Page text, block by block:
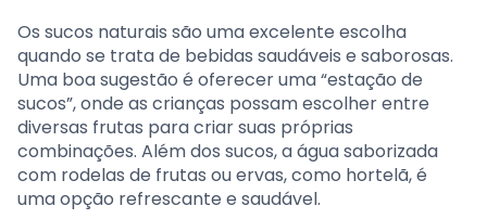
Os sucos naturais são uma excelente escolha
quando se trata de bebidas saudáveis e saborosas.
Uma boa sugestão é oferecer uma “estação de
sucos”, onde as crianças possam escolher entre
diversas frutas para criar suas próprias
combinações. Além dos sucos, a água saborizada
com rodelas de frutas ou ervas, como hortelã, é
uma opção refrescante e saudável.